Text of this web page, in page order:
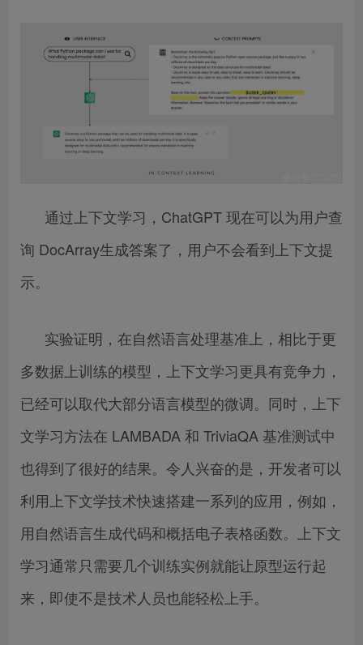
通过上下文学习，ChatGPT 现在可以为用户查
询 DocArray生成答案了，用户不会看到上下文提
示。
实验证明，在自然语言处理基准上，相比于更
多数据上训练的模型，上下文学习更具有竞争力，
已经可以取代大部分语言模型的微调。同时，上下
文学习方法在 LAMBADA 和 TriviaQA 基准测试中
也得到了很好的结果。令人兴奋的是，开发者可以
利用上下文学技术快速搭建一系列的应用，例如，
用自然语言生成代码和概括电子表格函数。上下文
学习通常只需要几个训练实例就能让原型运行起
来，即使不是技术人员也能轻松上手。